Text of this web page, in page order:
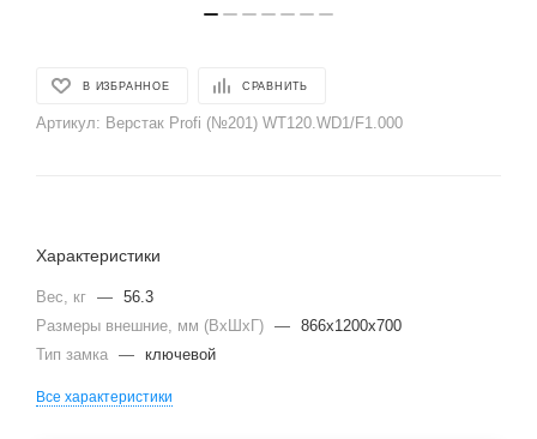
В ИЗБРАННОЕ СРАВНИТЬ
Артикул: Верстак Profi (№201) WT120.WD1/F1.000
Характеристики
Вес, кг — 56.3
Размеры внешние, мм (ВхШхГ) — 866x1200x700
Тип замка — ключевой
Все характеристики